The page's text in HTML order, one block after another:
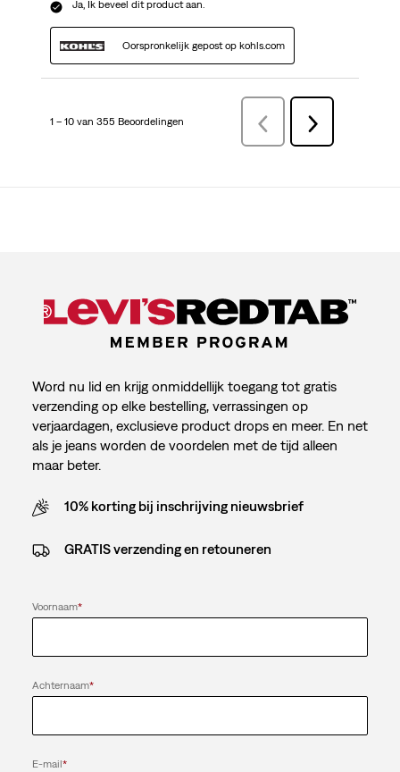
Ja, Ik beveel dit product aan.
Oorspronkelijk gepost op kohls.com
1 – 10 van 355 Beoordelingen VorigeBeoordelingen
Volgende
Beoordelingen
Word nu lid en krijg onmiddellijk toegang tot gratis
verzending op elke bestelling, verrassingen op
verjaardagen, exclusieve product drops en meer. En net
als je jeans worden de voordelen met de tijd alleen
maar beter.
10% korting bij inschrijving nieuwsbrief
GRATIS verzending en retouneren
Voornaam*
Achternaam*
E-mail*